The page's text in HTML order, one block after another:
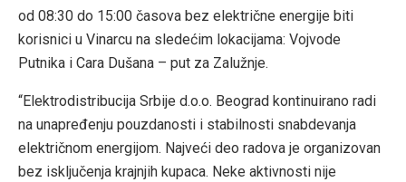
od 08:30 do 15:00 časova bez električne energije biti
korisnici u Vinarcu na sledećim lokacijama: Vojvode
Putnika i Cara Dušana – put za Zalužnje.
“Elektrodistribucija Srbije d.o.o. Beograd kontinuirano radi
na unapređenju pouzdanosti i stabilnosti snabdevanja
električnom energijom. Najveći deo radova je organizovan
bez isključenja krajnjih kupaca. Neke aktivnosti nije